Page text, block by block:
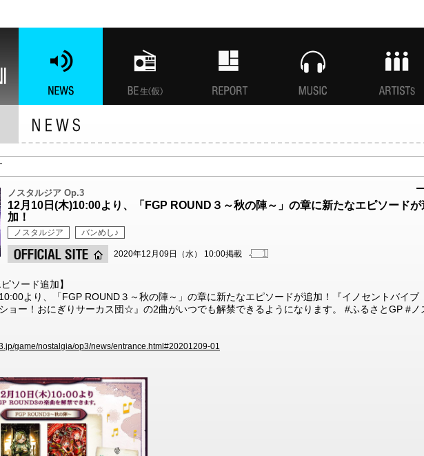
ノスタルジア Op.3
12月10日(木)10:00より、「FGP ROUND３～秋の陣～」の章に新たなエピソードが
加！
ノスタルジア バンめし♪
2020年12月09日（水） 10:00掲載 1
ソード追加】
より、「FGP ROUND３～秋の陣～」の章に新たなエピソードが追加！『イノセントバイブ
ョー！おにぎりサーカス団☆』の2曲がいつでも解禁できるようになります。 #ふるさとGP #ノ
game/nostalgia/op3/news/entrance.html#20201209-01